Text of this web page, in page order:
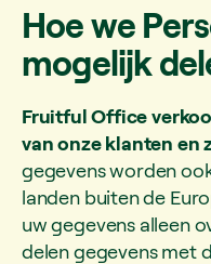
Hoe we
mogelijk
Fruitful Office
van onze klanten en
gegevens worden
landen buiten de
uw gegevens alleen
delen gegevens met